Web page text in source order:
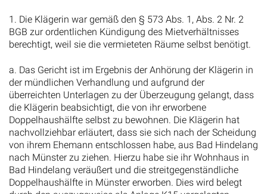
1. Die Klägerin war gemäß den § 573 Abs. 1, Abs. 2 Nr. 2
BGB zur ordentlichen Kündigung des Mietverhältnisses
berechtigt, weil sie die vermieteten Räume selbst benötigt.
a. Das Gericht ist im Ergebnis der Anhörung der Klägerin in
der mündlichen Verhandlung und aufgrund der
überreichten Unterlagen zu der Überzeugung gelangt, dass
die Klägerin beabsichtigt, die von ihr erworbene
Doppelhaushälfte selbst zu bewohnen. Die Klägerin hat
nachvollziehbar erläutert, dass sie sich nach der Scheidung
von ihrem Ehemann entschlossen habe, aus Bad Hindelang
nach Münster zu ziehen. Hierzu habe sie ihr Wohnhaus in
Bad Hindelang veräußert und die streitgegenständliche
Doppelhaushälfte in Münster erworben. Dies wird belegt